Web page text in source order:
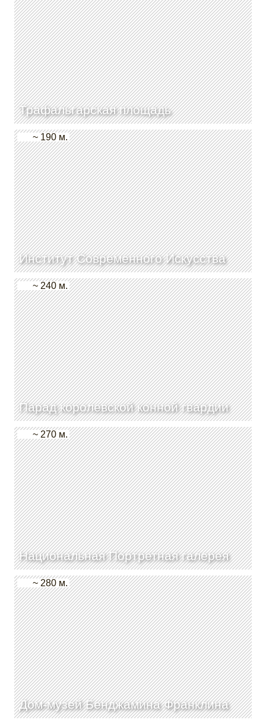
Трафальгарская площадь
Институт Современного Искусства
~ 190 м.
Парад королевской конной гвардии
~ 240 м.
Национальная Портретная галерея
~ 270 м.
Дом-музей Бенджамина Франклина
~ 280 м.